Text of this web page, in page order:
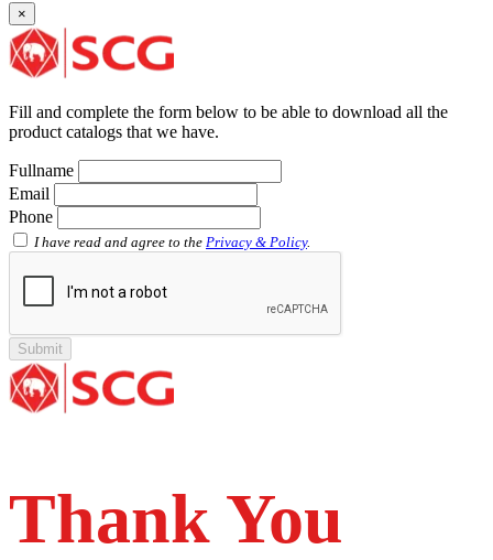
Faucet Elbow 90′ with Metal Insert SCG AW
Faucet Socket SCG AW
Faucet Tee with Metal Insert SCG AW
Socket with PVC Flange SCG AW
Pipe Clip SCG AW
Plug SCG AW
Shinkolite
SCG PVC Door
Tipe Polos Warna
Tipe Minimalis
Tipe Bunga
×
Fill and complete the form below to be able to download all the
product catalogs that we have.
Fullname
Email
Phone
I have read and agree to the Privacy & Policy.
Thank You